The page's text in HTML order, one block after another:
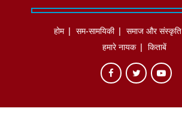
होम सम-सामयिकी समाज और संस्कृति
हमारे नायक
किताबें